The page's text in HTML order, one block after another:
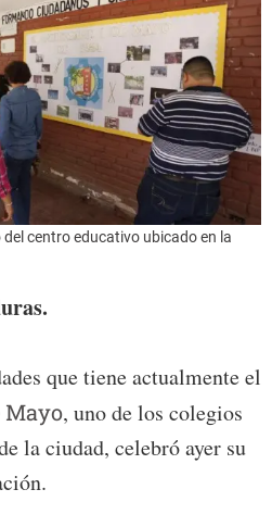
centro educativo ubicado en la
que tiene actualmente el
, uno de los colegios
la ciudad, celebró ayer su